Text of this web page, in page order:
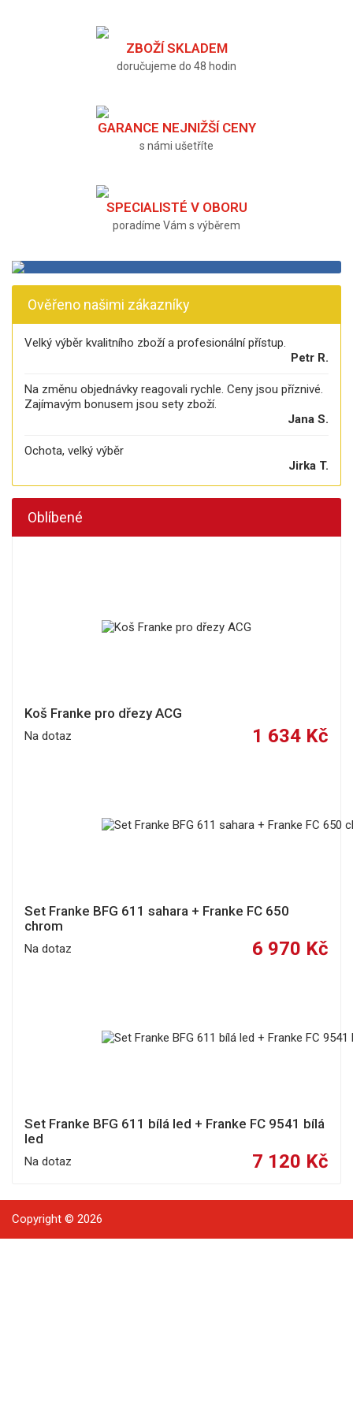
ZBOŽÍ SKLADEM
doručujeme do 48 hodin
GARANCE NEJNIŽŠÍ CENY
s námi ušetříte
SPECIALISTÉ V OBORU
poradíme Vám s výběrem
Ověřeno našimi zákazníky
Velký výběr kvalitního zboží a profesionální přístup.
Petr R.
Na změnu objednávky reagovali rychle. Ceny jsou příznivé.
Zajímavým bonusem jsou sety zboží.
Jana S.
Ochota, velký výběr
Jirka T.
Oblíbené
Koš Franke pro dřezy ACG
Na dotaz 1 634 Kč
Set Franke BFG 611 sahara + Franke FC 650
chrom
Na dotaz 6 970 Kč
Set Franke BFG 611 bílá led + Franke FC 9541 bílá
led
Na dotaz 7 120 Kč
Copyright © 2026